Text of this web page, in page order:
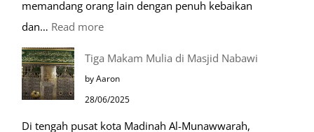
memandang orang lain dengan penuh kebaikan
dan… Read more:
Tiga Makam Mulia di Masjid Nabawi
by Aaron
28/06/2025
Di tengah pusat kota Madinah Al-Munawwarah,